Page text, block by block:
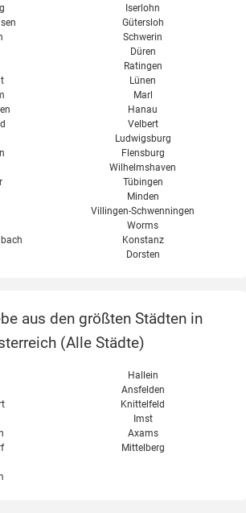
Iserlohn
Gütersloh
Schwerin
Düren
Ratingen
Lünen
Marl
Hanau
Velbert
Ludwigsburg
Flensburg
Wilhelmshaven
Tübingen
Minden
Villingen-Schwenningen
Worms
Konstanz
Dorsten
aus den größten Städten in
(Alle Städte)
Hallein
Ansfelden
Knittelfeld
Imst
Axams
Mittelberg